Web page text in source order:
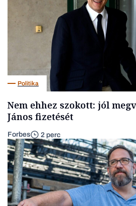
Politika
Nem ehhez szokott: jól
János fizetését
Forbes 2 perc